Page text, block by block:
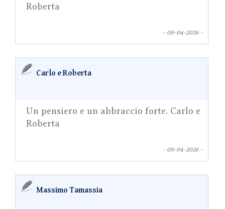
Roberta
- 09-04-2026 -
Carlo e Roberta
Un pensiero e un abbraccio forte. Carlo e
Roberta
- 09-04-2026 -
Massimo Tamassia